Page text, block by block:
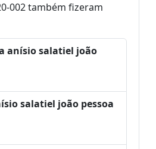
002 também fizeram
anísio salatiel joão
salatiel joão pessoa